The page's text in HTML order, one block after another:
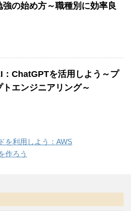
強の始め方～職種別に効率良
：ChatGPTを活用しよう～プ
トエンジニアリング～
を利用しよう：AWS
作ろう